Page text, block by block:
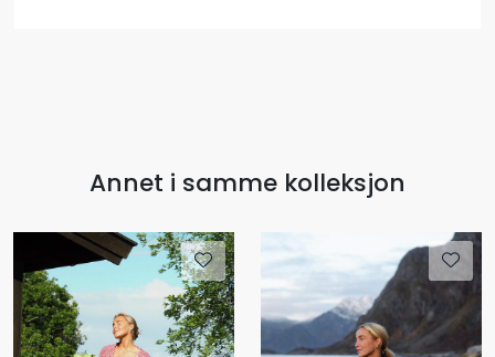
Annet i samme kolleksjon